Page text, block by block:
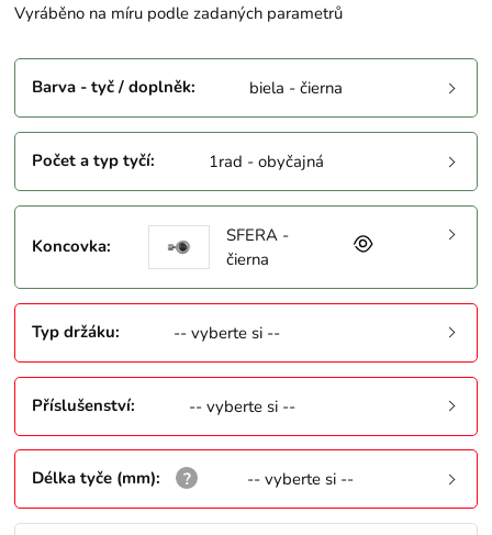
Vyráběno na míru podle zadaných parametrů
Barva - tyč / doplněk: biela - čierna
Počet a typ tyčí: 1rad - obyčajná
Koncovka:
SFERA -
čierna
Typ držáku: -- vyberte si --
Příslušenství: -- vyberte si --
Délka tyče (mm): -- vyberte si --